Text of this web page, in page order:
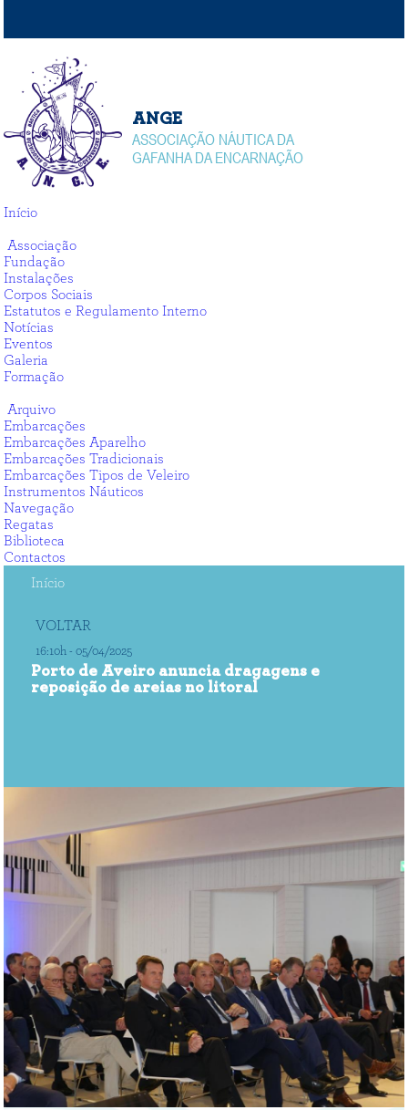
ANGE
ASSOCIAÇÃO NÁUTICA DA
GAFANHA DA ENCARNAÇÃO
Início
Associação
Fundação
Instalações
Corpos Sociais
Estatutos e Regulamento Interno
Notícias
Eventos
Galeria
Formação
Arquivo
Embarcações
Embarcações Aparelho
Embarcações Tradicionais
Embarcações Tipos de Veleiro
Instrumentos Náuticos
Navegação
Regatas
Biblioteca
Contactos
Início
VOLTAR
16:10h - 05/04/2025
Porto de Aveiro anuncia dragagens e
reposição de areias no litoral